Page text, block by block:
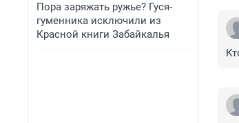
Пора заряжать ружье? Гуся-
гуменника исключили из
Красной книги Забайкалья